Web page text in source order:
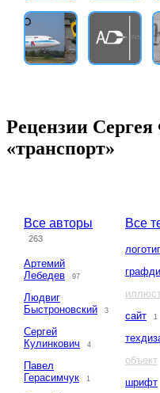
Рецензии Сергея
«транспорт»
Все авторы
263
Артемий
Лебедев
97
Людвиг
Быстроновский
3
Сергей
Кулинкович
4
Павел
Герасимчук
1
Все
сайт
1
объект
шрифт